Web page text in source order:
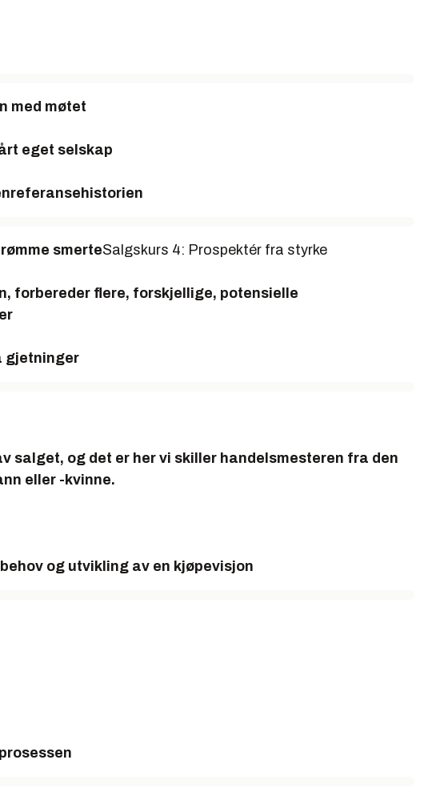
med møtet
eget selskap
referansehistorien
smerteSalgskurs 4: Prospektér fra styrke
forbereder flere, forskjellige, potensielle
gjetninger
salget, og det er her vi skiller handelsmesteren fra den
eller -kvinne.
og utvikling av en kjøpevisjon